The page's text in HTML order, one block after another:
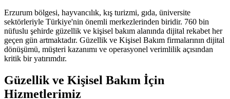
Erzurum bölgesi, hayvancılık, kış turizmi, gıda, üniversite
sektörleriyle Türkiye'nin önemli merkezlerinden biridir. 760 bin
nüfuslu şehirde güzellik ve kişisel bakım alanında dijital rekabet her
geçen gün artmaktadır. Güzellik ve Kişisel Bakım firmalarının dijital
dönüşümü, müşteri kazanımı ve operasyonel verimlilik açısından
kritik bir yatırımdır.
Güzellik ve Kişisel Bakım İçin
Hizmetlerimiz